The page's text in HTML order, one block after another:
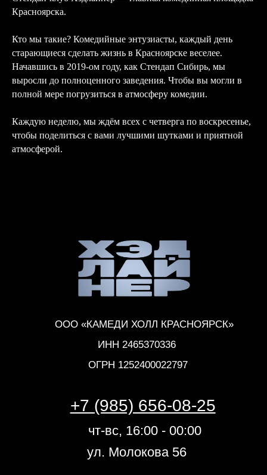
Красноярска.
Кто мы такие? Комедийные энтузиасты, каждый день
старающиеся сделать жизнь в Красноярске веселее.
Начавшись в 2019-ом году, как Стендап Сибирь, мы
выросли до полноценного заведения. Чтобы вы могли в
полной мере погрузиться в атмосферу комедии.
Каждую неделю, мы ждём всех с четверга по воскресенье,
чтобы поделиться с вами лучшими шутками и приятной
атмосферой.
Политика конфиденциальности
ООО «КАМЕДИ ХОЛЛ КРАСНОЯРСК»